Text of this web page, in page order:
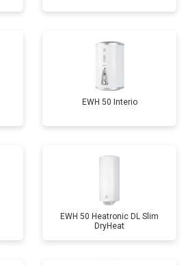
EWH 50 Interio
EWH 50 Heatronic DL Slim
DryHeat